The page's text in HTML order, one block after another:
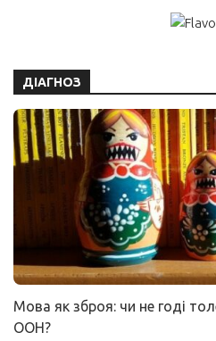
ДІАГНОЗ
Мова як зброя: чи не годі
ООН?